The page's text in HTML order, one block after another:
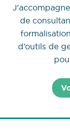
de
d’outils de